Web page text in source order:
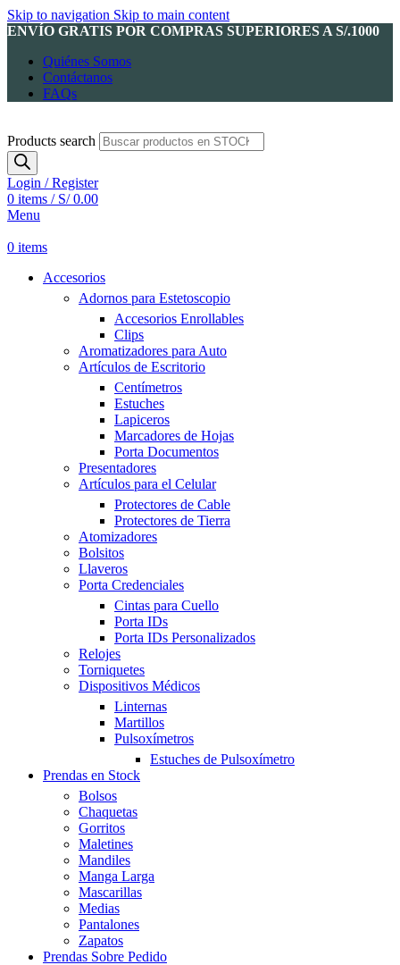
Skip to navigation Skip to main content
ENVÍO GRATIS POR COMPRAS SUPERIORES A S/.1000
Quiénes Somos
Contáctanos
FAQs
Products search
Login / Register
0 items / S/0.00
Menu
0 items
Accesorios
Adornos para Estetoscopio
Accesorios Enrollables
Clips
Aromatizadores para Auto
Artículos de Escritorio
Centímetros
Estuches
Lapiceros
Marcadores de Hojas
Porta Documentos
Presentadores
Artículos para el Celular
Protectores de Cable
Protectores de Tierra
Atomizadores
Bolsitos
Llaveros
Porta Credenciales
Cintas para Cuello
Porta IDs
Porta IDs Personalizados
Relojes
Torniquetes
Dispositivos Médicos
Linternas
Martillos
Pulsoxímetros
Estuches de Pulsoxímetro
Prendas en Stock
Bolsos
Chaquetas
Gorritos
Maletines
Mandiles
Manga Larga
Mascarillas
Medias
Pantalones
Zapatos
Prendas Sobre Pedido